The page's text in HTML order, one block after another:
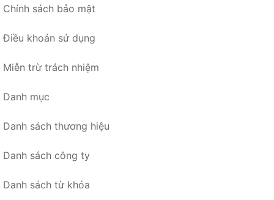
Chính sách bảo mật
Điều khoản sử dụng
Miễn trừ trách nhiệm
Danh mục
Danh sách thương hiệu
Danh sách công ty
Danh sách từ khóa